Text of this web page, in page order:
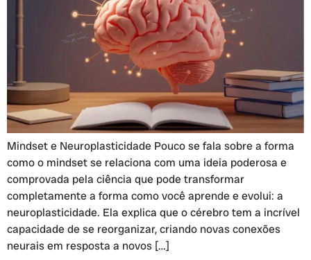
Mindset e Neuroplasticidade Pouco se fala sobre a forma
como o mindset se relaciona com uma ideia poderosa e
comprovada pela ciência que pode transformar
completamente a forma como você aprende e evolui: a
neuroplasticidade. Ela explica que o cérebro tem a incrível
capacidade de se reorganizar, criando novas conexões
neurais em resposta a novos […]